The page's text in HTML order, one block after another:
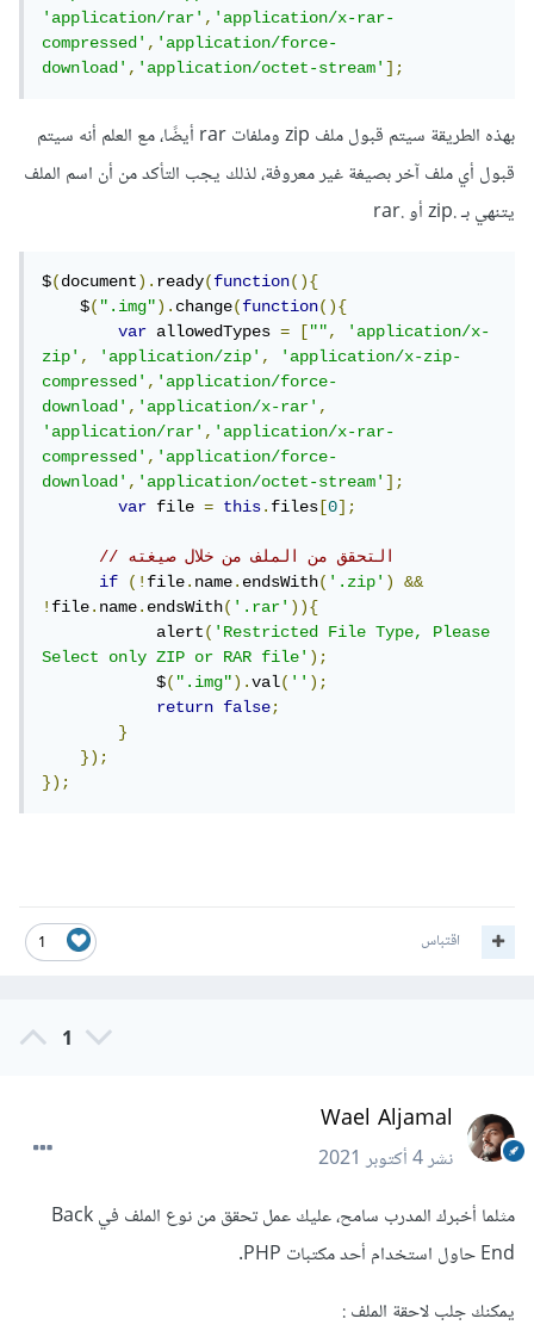
'application/rar','application/x-rar-
compressed','application/force-
download','application/octet-stream'];
بهذه الطريقة سيتم قبول ملف zip وملفات rar أيضًا، مع العلم أنه سيتم
قبول أي ملف آخر بصيغة غير معروفة، لذلك يجب التأكد من أن اسم الملف
يتنهي بـ .zip أو .rar
$(document).ready(function(){
    $
(".img").change(function(){
var allowedTypes = ["",
'application/x-
zip', 'application/zip',
'application/x-zip-
compressed','application/force-
download','application/x-rar',
'application/rar','application/x-rar-
compressed','application/force-
download','application/octet-stream'];
var file = this.files [0];
// التحقق من الملف من خلال صيغته
if
(!file.name.endsWith('.zip')
&&
!file.name.endsWith('.rar')){
            alert
('Restricted File Type, Please
Select only ZIP or RAR file');
            $
(".img").val('');
return
false;
}
});
});
1 اقتباس
1
Wael Aljamal
نشر4 أكتوبر 2021
مثلما أخبرك المدرب سامح، عليك عمل تحقق من نوع الملف في Back
End حاول استخدام أحد مكتبات PHP.
يمكنك جلب لاحقة الملف :